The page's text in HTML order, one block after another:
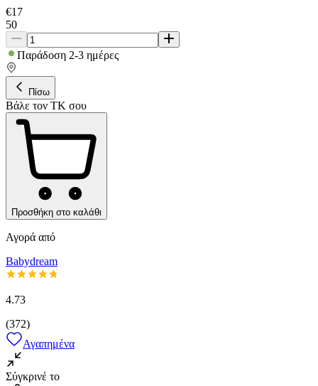
€17
50
Παράδοση 2-3 ημέρες
Πίσω
Βάλε τον ΤΚ σου
Προσθήκη στο καλάθι
Αγορά από
Babydream
4.73
(372)
Αγαπημένα
Σύγκρινέ το